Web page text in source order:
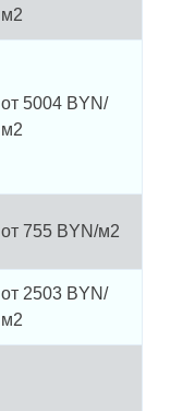
м2
от 5004 BYN/
м2
от 755 BYN/м2
от 2503 BYN/
м2